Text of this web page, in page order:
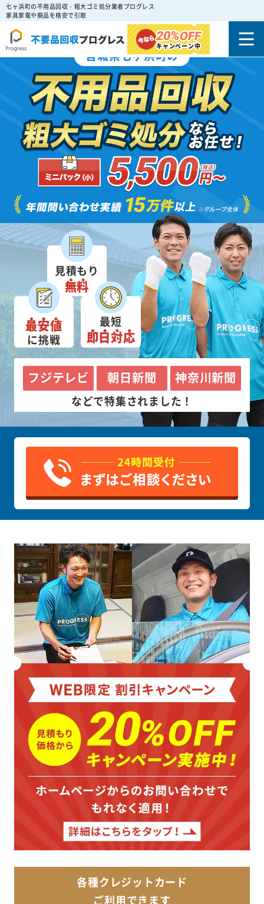
七ヶ浜町の不用品回収・粗大ゴミ処分業者プログレス
家具家電や廃品を格安で引取
20%OFF
キャンペーン中
宮城県七ヶ浜町の
見積もり
無料
最安値
に挑戦
最短
即日対応
フジテレビ 朝日新聞 神奈川新聞
などで特集されました！
各種クレジットカード
ご利用できます